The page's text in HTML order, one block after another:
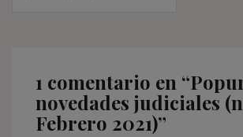
1 comentario en “
novedades judiciales
Febrero 2021)”